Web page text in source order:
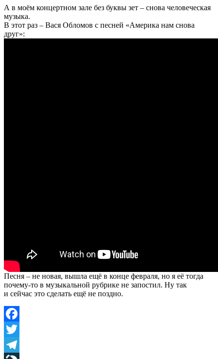
А в моём концертном зале без буквы зет – снова человеческая
музыка.
В этот раз – Вася Обломов с песней «Америка нам снова
друг»:
Песня – не новая, вышла ещё в конце февраля, но я её тогда
почему-то в музыкальной рубрике не запостил. Ну так
и сейчас это сделать ещё не поздно.
Facebook
Twitter